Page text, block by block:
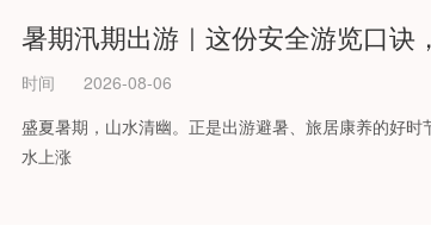
暑期汛期出游｜这份安全游览口诀
时间
2026-08-06
盛夏暑期，山水清幽。正是出游避暑、旅居康养的好
水上涨